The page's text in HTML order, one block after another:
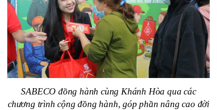
SABECO đồng hành cùng Khánh Hòa qua các
chương trình cộng đồng hành, góp phần nâng cao đời